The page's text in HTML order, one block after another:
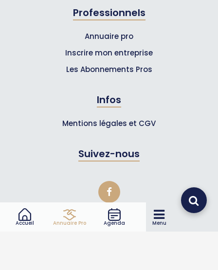
Accueil Annuaire Pro Agenda Menu
Professionnels
Annuaire pro
Inscrire mon entreprise
Les Abonnements Pros
Infos
Mentions légales et CGV
Suivez-nous